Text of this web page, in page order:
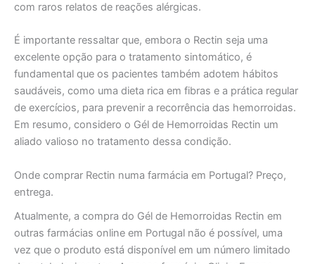
com raros relatos de reações alérgicas.
É importante ressaltar que, embora o Rectin seja uma
excelente opção para o tratamento sintomático, é
fundamental que os pacientes também adotem hábitos
saudáveis, como uma dieta rica em fibras e a prática regular
de exercícios, para prevenir a recorrência das hemorroidas.
Em resumo, considero o Gél de Hemorroidas Rectin um
aliado valioso no tratamento dessa condição.
Onde comprar Rectin numa farmácia em Portugal? Preço,
entrega.
Atualmente, a compra do Gél de Hemorroidas Rectin em
outras farmácias online em Portugal não é possível, uma
vez que o produto está disponível em um número limitado